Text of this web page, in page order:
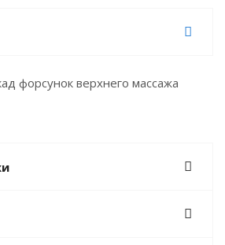
форсунок верхнего массажа